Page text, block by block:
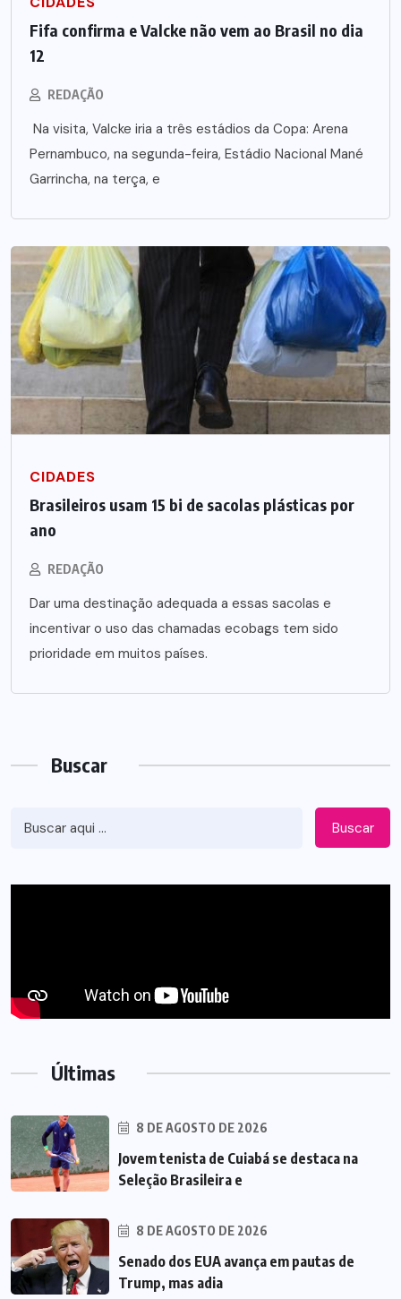
Fifa confirma e Valcke não vem ao Brasil no dia
12
REDAÇÃO
Na visita, Valcke iria a três estádios da Copa: Arena
Pernambuco, na segunda-feira, Estádio Nacional Mané
Garrincha, na terça, e
CIDADES
Brasileiros usam 15 bi de sacolas plásticas por
ano
REDAÇÃO
Dar uma destinação adequada a essas sacolas e
incentivar o uso das chamadas ecobags tem sido
prioridade em muitos países.
Buscar
Buscar
Últimas
8 DE AGOSTO DE 2026
Jovem tenista de Cuiabá se destaca na
Seleção Brasileira e
8 DE AGOSTO DE 2026
Senado dos EUA avança em pautas de
Trump, mas adia